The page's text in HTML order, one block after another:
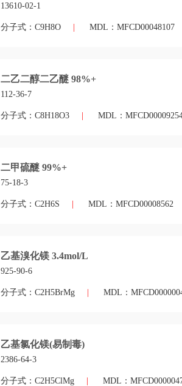
13610-02-1
分子式：C9H8O MDL：MFCD00048107
二乙二醇二乙醚 98%+
112-36-7
分子式：C8H18O3 MDL：
二甲硫醚 99%+
75-18-3
分子式：C2H6S MDL：MFCD00008562
乙基溴化镁 3.4mol/L
925-90-6
分子式：C2H5BrMg MDL：
乙基氯化镁(易制毒)
2386-64-3
分子式：C2H5ClMg MDL：